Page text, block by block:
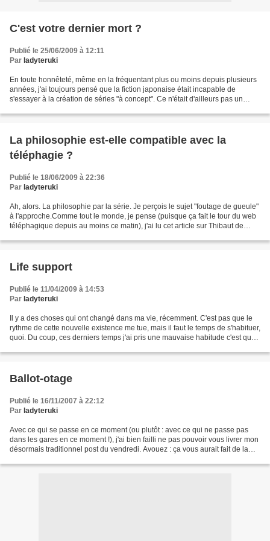
C'est votre dernier mort ?
Publié le 25/06/2009 à 12:11
Par ladyteruki
En toute honnêteté, même en la fréquentant plus ou moins depuis plusieurs
années, j'ai toujours pensé que la fiction japonaise était incapable de
s'essayer à la création de séries "à concept". Ce n'était d'ailleurs pas un
La philosophie est-elle compatible avec la
téléphagie ?
Publié le 18/06/2009 à 22:36
Par ladyteruki
Ah, alors. La philosophie par la série. Je perçois le sujet "foutage de gueule"
à l'approche.Comme tout le monde, je pense (puisque ça fait le tour du web
téléphagique depuis au moins ce matin), j'ai lu cet article sur Thibaut de
Life support
Publié le 11/04/2009 à 14:53
Par ladyteruki
Il y a des choses qui ont changé dans ma vie, récemment. C'est pas que le
rythme de cette nouvelle existence me tue, mais il faut le temps de s'habituer,
quoi. Du coup, ces derniers temps j'ai pris une mauvaise habitude c'est que
Ballot-otage
Publié le 16/11/2007 à 22:12
Par ladyteruki
Avec ce qui se passe en ce moment (ou plutôt : avec ce qui ne passe pas
dans les gares en ce moment !), j'ai bien failli ne pas pouvoir vous livrer mon
désormais traditionnel post du vendredi. Avouez : ça vous aurait fait de la